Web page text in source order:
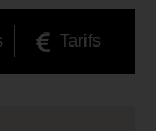
Tarifs